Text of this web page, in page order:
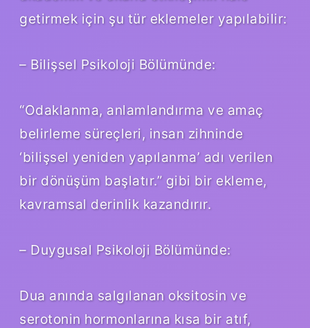
getirmek için şu tür eklemeler yapılabilir:
– Bilişsel Psikoloji Bölümünde:
“Odaklanma, anlamlandırma ve amaç
belirleme süreçleri, insan zihninde
‘bilişsel yeniden yapılanma’ adı verilen
bir dönüşüm başlatır.” gibi bir ekleme,
kavramsal derinlik kazandırır.
– Duygusal Psikoloji Bölümünde:
Dua anında salgılanan oksitosin ve
serotonin hormonlarına kısa bir atıf,